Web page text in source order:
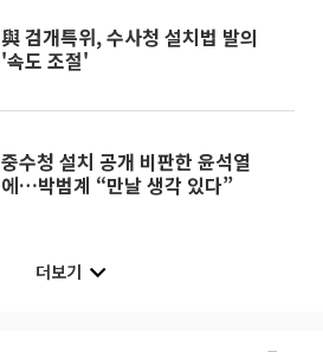
與 검개특위, 수사청 설치법 발의
'속도 조절'
중수청 설치 공개 비판한 윤석열
에…박범계 “만날 생각 있다”
더보기